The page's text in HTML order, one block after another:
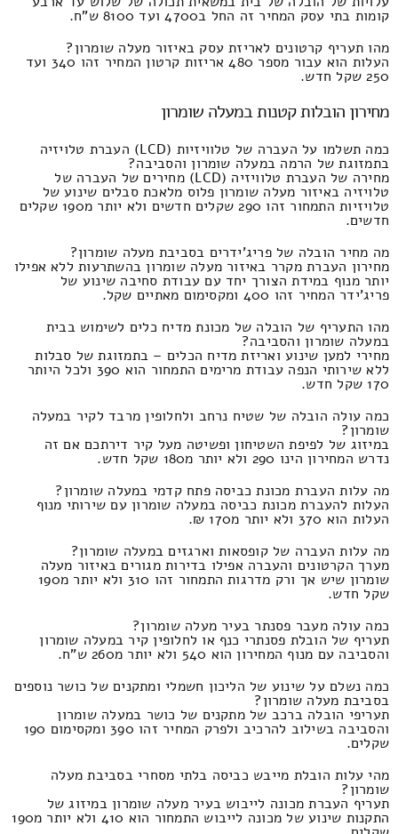
קומות בתי עסק המחיר זה החל ב4700 ועד 8100 ש"ח.
מהו תעריף קרטונים לאריזת עסק באיזור מעלה שומרון?
העלות הוא עבור מספר 480 אריזות קרטון המחיר זהו 340 ועד
250 שקל חדש.
מחירון הובלות קטנות במעלה שומרון
כמה תשלמו על העברה של טלוויזיות (LCD) העברת טלויזיה
בתמזוגת של הרמה במעלה שומרון והסביבה?
מחירה של העברת טלוויזיה (LCD) מחירים של העברה של
טלויזיה באיזור מעלה שומרון פלוס מלאכת סבלים שינוע של
טלויזיות התמחור זהו 290 שקלים חדשים ולא יותר מ190 שקלים
חדשים.
מה מחיר הובלה של פריג'ידרים בסביבת מעלה שומרון?
מחירון העברת מקרר באיזור מעלה שומרון בהשתרעות ללא אפילו
יותר מנוף במידת הצורך יחד עם עבודת סחיבה שינוע של
פריג'ידר המחיר זהו 400 ומקסימום מאתיים שקל.
מהו התעריף של הובלה של מכונת מדיח כלים לשימוש בבית
במעלה שומרון והסביבה?
מחירי למען שינוע ואריזת מדיח הכלים – בתמזוגת של סבלות
ללא שירותי הנפה עבודת מרימים התמחור הוא 390 ולכל היותר
170 שקל חדש.
כמה עולה הובלה של שטיח נרחב ולחלופין מרבד לקיר במעלה
שומרון?
במיזוג של לפיפת השטיחון ופשיטה מעל קיר דירתכם אם זה
נדרש המחירון הינו 290 ולא יותר מ180 שקל חדש.
מה עלות העברת מכונת כביסה פתח קדמי במעלה שומרון?
העלות להעברת מכונת כביסה במעלה שומרון עם שירותי מנוף
העלות הוא 370 ולא יותר מ170 ₪.
מה עלות העברה של קופסאות וארגזים במעלה שומרון?
מערך הקרטונים והעברה אפילו בדירות מגורים באיזור מעלה
שומרון שיש אך ורק מדרגות התמחור זהו 310 ולא יותר מ190
שקל חדש.
כמה עולה מעבר פסנתר בעיר מעלה שומרון?
תעריף של הובלת פסנתרי כנף או לחלופין קיר במעלה שומרון
והסביבה עם מנוף המחירון הוא 540 ולא יותר מ260 ש"ח.
כמה נשלם על שינוע של הליכון חשמלי ומתקנים של כושר נוספים
בסביבת מעלה שומרון?
תעריפי הובלה ברכב של מתקנים של כושר במעלה שומרון
והסביבה בשילוב להרכיב ולפרק המחיר זהו 390 ומקסימום 190
שקלים.
מהי עלות הובלת מייבש כביסה בלתי מסחרי בסביבת מעלה
שומרון?
תעריף העברת מכונה לייבוש בעיר מעלה שומרון במיזוג של
התקנות שינוע של מכונה לייבוש התמחור הוא 410 ולא יותר מ190